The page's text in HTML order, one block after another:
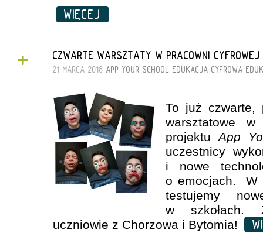
WIĘCEJ
+ CZWARTE WARSZTATY W PRACOWNI CYFROWEJ
21 MARCA 2018 APP YOUR SCHOOL EDUKACJA CYFROWA
To już czwarte,
warsztatowe w
projektuApp
uczestnicy
i nowe
o emocjach. W
testujemy
w szkołach.
uczniowie z Chorzowa i Bytomia!